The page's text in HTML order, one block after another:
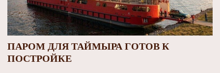
ПАРОМ ДЛЯ ТАЙМЫРА ГОТОВ К
ПОСТРОЙКЕ